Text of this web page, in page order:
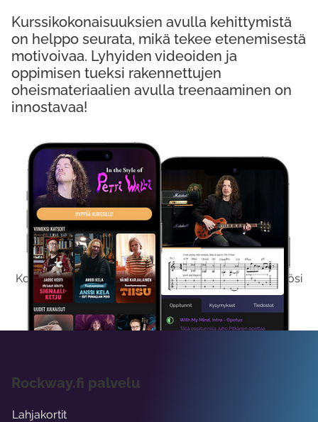
Kokeile Ilmaiseksi
Kokeilemalla ilmaiseksi saat koko sisältömme käyttöösi
viikon ajaksi.
Kurssikokonaisuuksien avulla kehittymistä
on helppo seurata, mikä tekee etenemisestä
motivoivaa. Lyhyiden videoiden ja
oppimisen tueksi rakennettujen
oheismateriaalien avulla treenaaminen on
innostavaa!
Rockway.fi palvelu
Lahjakortit